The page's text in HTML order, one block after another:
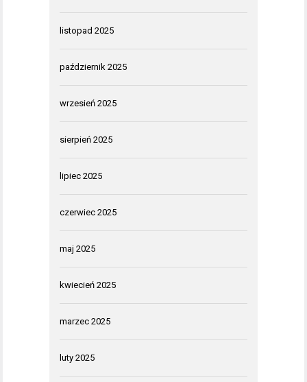
listopad 2025
październik 2025
wrzesień 2025
sierpień 2025
lipiec 2025
czerwiec 2025
maj 2025
kwiecień 2025
marzec 2025
luty 2025